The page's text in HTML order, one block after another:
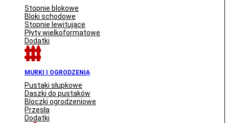
Stopnie blokowe
Bloki schodowe
Stopnie lewitujące
Płyty wielkoformatowe
Dodatki
MURKI I OGRODZENIA
Pustaki słupkowe
Daszki do pustaków
Bloczki ogrodzeniowe
Przęsła
Dodatki